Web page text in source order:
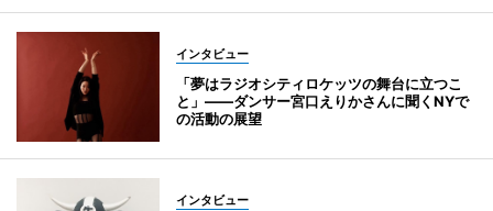
インタビュー
「夢はラジオシティロケッツの舞台に立つこ
と」――ダンサー宮口えりかさんに聞くNYで
の活動の展望
インタビュー